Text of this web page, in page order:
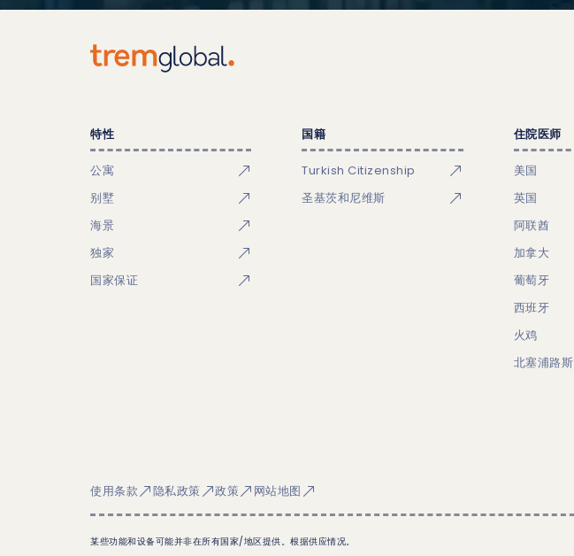
特性
公寓
别墅
海景
独家
国家保证
国籍
Turkish Citizenship
圣基茨和尼维斯
住院医师
美国
英国
阿联酋
加拿大
葡萄牙
西班牙
火鸡
北塞浦路斯
使用条款 隐私政策 政策 网站地图
某些功能和设备可能并非在所有国家/地区提供。根据供应情况。